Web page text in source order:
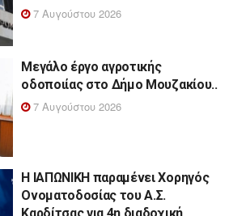
7 Αυγούστου 2026
Μεγάλο έργο αγροτικής
οδοποιίας στο Δήμο Μουζακίου..
7 Αυγούστου 2026
Η ΙΑΠΩΝΙΚΗ παραμένει Χορηγός
Ονοματοδοσίας του Α.Σ.